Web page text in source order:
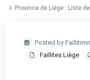
Province de Liège : Liste
Posted by
Faillites Liège